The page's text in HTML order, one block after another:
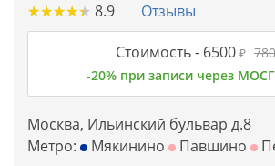
★★★★★
★★★★★ 8.9 Отзывы
Стоимость - 6500 ₽
-20% при записи через
Москва, Ильинский бульвар д.8
Метро:
Мякинино Павшино